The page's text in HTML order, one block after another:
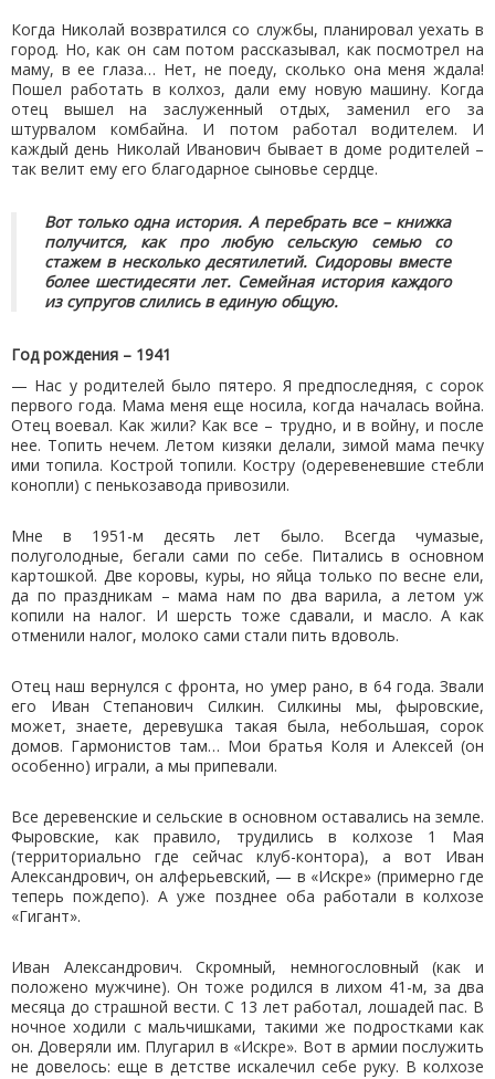
Когда Николай возвратился со службы, планировал уехать в
город. Но, как он сам потом рассказывал, как посмотрел на
маму, в ее глаза… Нет, не поеду, сколько она меня ждала!
Пошел работать в колхоз, дали ему новую машину. Когда
отец вышел на заслуженный отдых, заменил его за
штурвалом комбайна. И потом работал водителем. И
каждый день Николай Иванович бывает в доме родителей –
так велит ему его благодарное сыновье сердце.
Вот только одна история. А перебрать все – книжка
получится, как про любую сельскую семью со
стажем в несколько десятилетий. Сидоровы вместе
более шестидесяти лет. Семейная история каждого
из супругов слились в единую общую.
Год рождения – 1941
— Нас у родителей было пятеро. Я предпоследняя, с сорок
первого года. Мама меня еще носила, когда началась война.
Отец воевал. Как жили? Как все – трудно, и в войну, и после
нее. Топить нечем. Летом кизяки делали, зимой мама печку
ими топила. Кострой топили. Костру (одеревеневшие стебли
конопли) с пенькозавода привозили.
Мне в 1951-м десять лет было. Всегда чумазые,
полуголодные, бегали сами по себе. Питались в основном
картошкой. Две коровы, куры, но яйца только по весне ели,
да по праздникам – мама нам по два варила, а летом уж
копили на налог. И шерсть тоже сдавали, и масло. А как
отменили налог, молоко сами стали пить вдоволь.
Отец наш вернулся с фронта, но умер рано, в 64 года. Звали
его Иван Степанович Силкин. Силкины мы, фыровские,
может, знаете, деревушка такая была, небольшая, сорок
домов. Гармонистов там… Мои братья Коля и Алексей (он
особенно) играли, а мы припевали.
Все деревенские и сельские в основном оставались на земле.
Фыровские, как правило, трудились в колхозе 1 Мая
(территориально где сейчас клуб-контора), а вот Иван
Александрович, он алферьевский, — в «Искре» (примерно где
теперь пождепо). А уже позднее оба работали в колхозе
«Гигант».
Иван Александрович. Скромный, немногословный (как и
положено мужчине). Он тоже родился в лихом 41-м, за два
месяца до страшной вести. С 13 лет работал, лошадей пас. В
ночное ходили с мальчишками, такими же подростками как
он. Доверяли им. Плугарил в «Искре». Вот в армии послужить
не довелось: еще в детстве искалечил себе руку. В колхозе